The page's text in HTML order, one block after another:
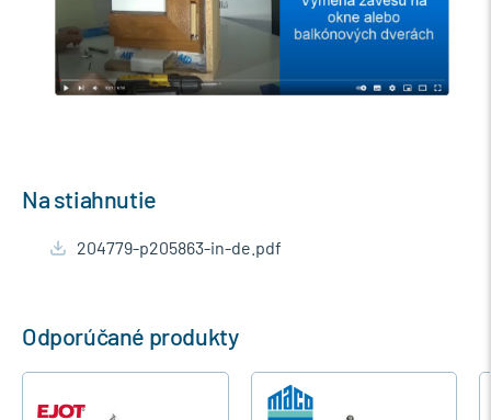
Na stiahnutie
204779-p205863-in-de.pdf
Odporúčané produkty